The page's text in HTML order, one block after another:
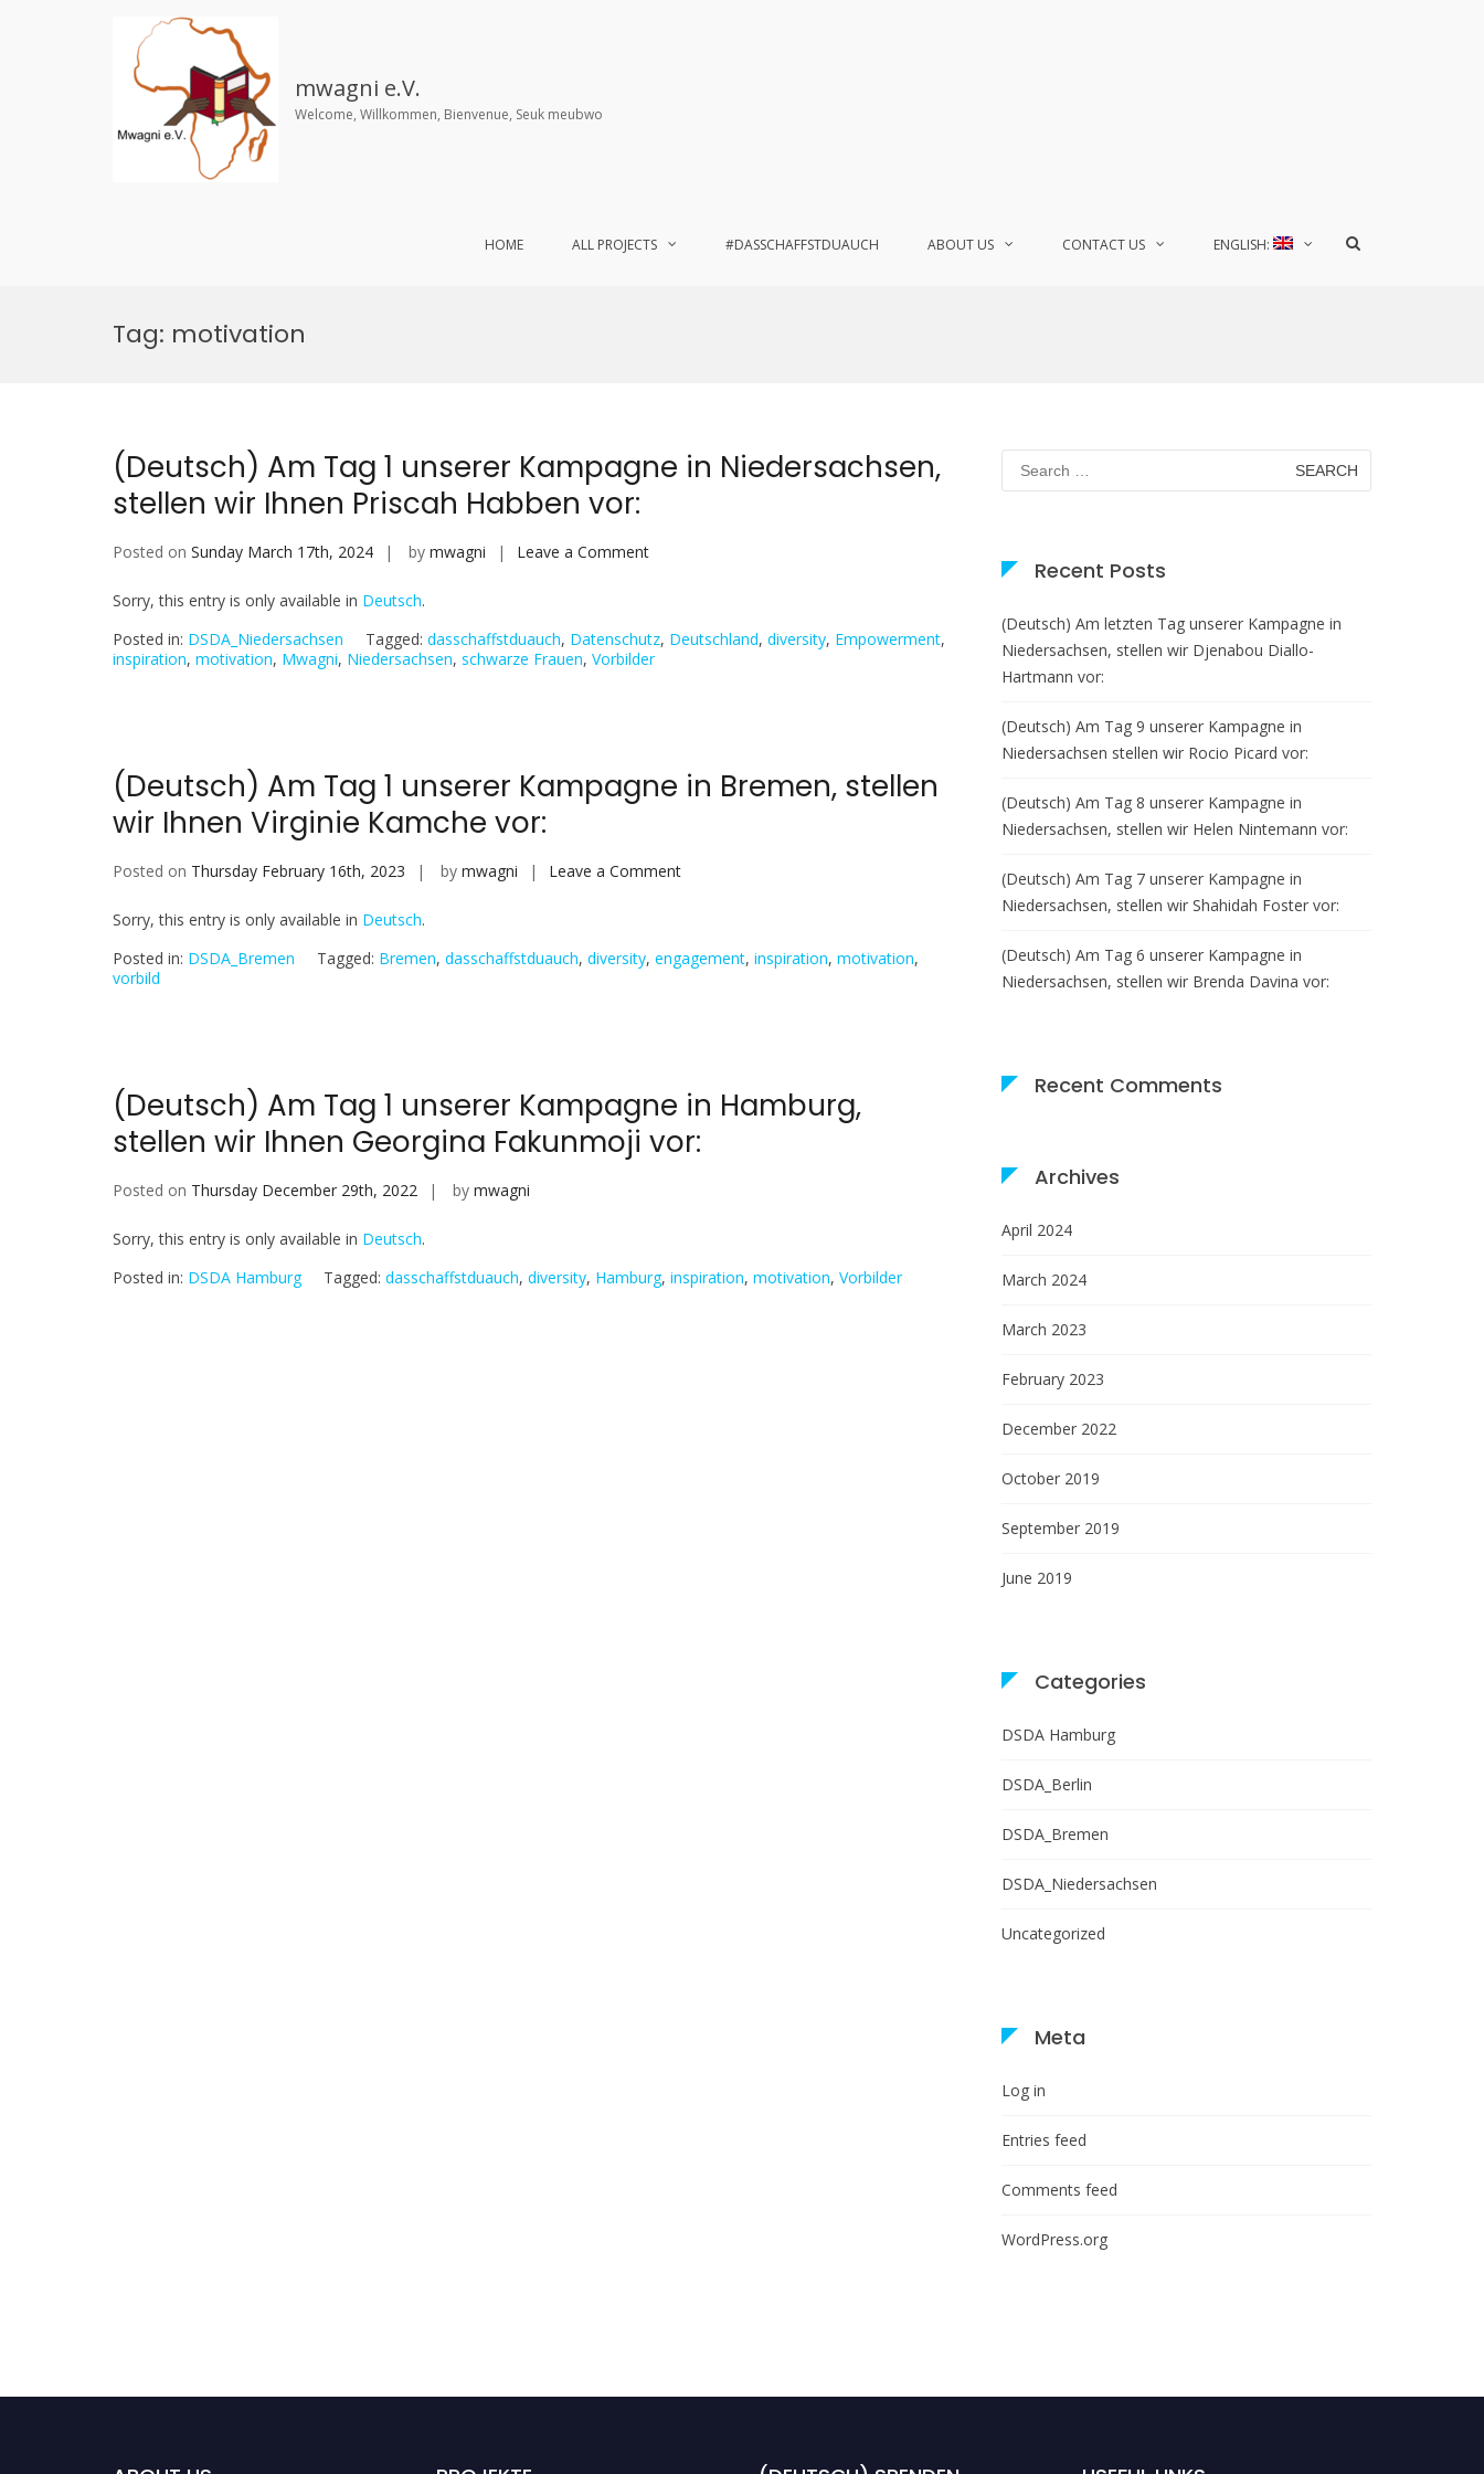
mwagni e.V.
Welcome, Willkommen, Bienvenue, Seuk meubwo
HOME ALL PROJECTS #DASSCHAFFSTDUAUCH ABOUT US CONTACT US ENGLISH:
Show
Tag: motivation
(Deutsch) Am Tag 1 unserer Kampagne in Niedersachsen,
stellen wir Ihnen Priscah Habben vor:
Posted on Sunday March 17th, 2024 by mwagni Leave a Commenton
Tag
1
stellen
Priscah
Sorry, this entry is only available in Deutsch.
Posted in: DSDA_Niedersachsen Tagged: dasschaffstduauch, Datenschutz, Deutschland, diversity, Empowerment,
inspiration, motivation, Mwagni, Niedersachsen, schwarze Frauen, Vorbilder
(Deutsch) Am Tag 1 unserer Kampagne in Bremen, stellen
wir Ihnen Virginie Kamche vor:
Posted on Thursday February 16th, 2023 by mwagni Leave a Commenton
stellen
wir
Sorry, this entry is only available in Deutsch.
Posted in: DSDA_Bremen Tagged: Bremen, dasschaffstduauch, diversity, engagement, inspiration, motivation,
vorbild
(Deutsch) Am Tag 1 unserer Kampagne in Hamburg,
stellen wir Ihnen Georgina Fakunmoji vor:
Posted on Thursday December 29th, 2022 by mwagni
Sorry, this entry is only available in Deutsch.
Posted in: DSDA Hamburg Tagged: dasschaffstduauch, diversity, Hamburg, inspiration, motivation, Vorbilder
Search
for:
Recent Posts
(Deutsch) Am letzten Tag unserer Kampagne in
Niedersachsen, stellen wir Djenabou Diallo-
Hartmann vor:
(Deutsch) Am Tag 9 unserer Kampagne in
Niedersachsen stellen wir Rocio Picard vor:
(Deutsch) Am Tag 8 unserer Kampagne in
Niedersachsen, stellen wir Helen Nintemann vor:
(Deutsch) Am Tag 7 unserer Kampagne in
Niedersachsen, stellen wir Shahidah Foster vor:
(Deutsch) Am Tag 6 unserer Kampagne in
Niedersachsen, stellen wir Brenda Davina vor:
Recent Comments
Archives
April 2024
March 2024
March 2023
February 2023
December 2022
October 2019
September 2019
June 2019
Categories
DSDA Hamburg
DSDA_Berlin
DSDA_Bremen
DSDA_Niedersachsen
Uncategorized
Meta
Log in
Entries feed
Comments feed
WordPress.org